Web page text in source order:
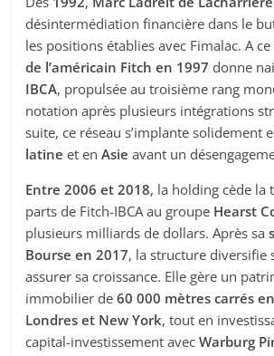
désintermédiation financière dans le
les positions établies avec Fimalac. A
de l’américain Fitch en 1997 donne
IBCA, propulsée au troisième rang
notation après plusieurs intégrations
suite, ce réseau s’implante solidement
latine et enAsie avant un
Entre 2006 et 2018, la holding cède la
parts de Fitch-IBCA au groupe Hearst
plusieurs milliards de dollars. Après sa
Bourse en 2017, la structure diversifie
assurer sa croissance. Elle gère un
immobilier de 60 000 mètres carrés
Londres et New York, tout en
capital-investissement avecWarburg